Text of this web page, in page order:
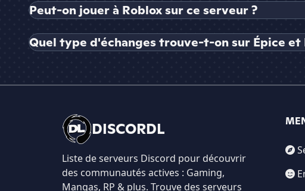
Peut-on jouer à Roblox sur ce serveur ?
Quel type d'échanges trouve-t-on sur Épice et
DISCORDL
Liste de serveurs Discord pour découvrir
des communautés actives : Gaming,
Mangas, RP & plus. Trouve des serveurs